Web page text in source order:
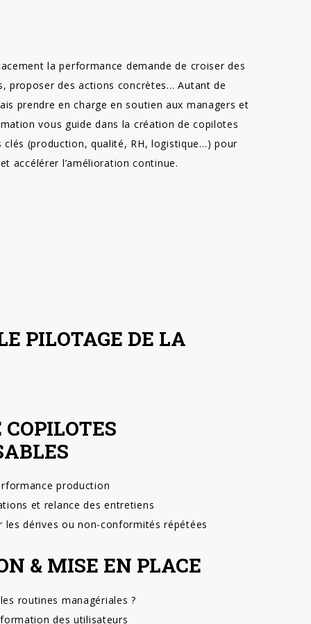
la performance demande de croiser des
proposer des actions concrètes… Autant de
prendre en charge en soutien aux managers et
vous guide dans la création de copilotes
clés (production, qualité, RH, logistique…) pour
accélérer l’amélioration continue.
PILOTAGE DE LA
production
et relance des entretiens
les dérives ou non-conformités répétées
& MISE EN PLACE
routines managériales ?
des utilisateurs